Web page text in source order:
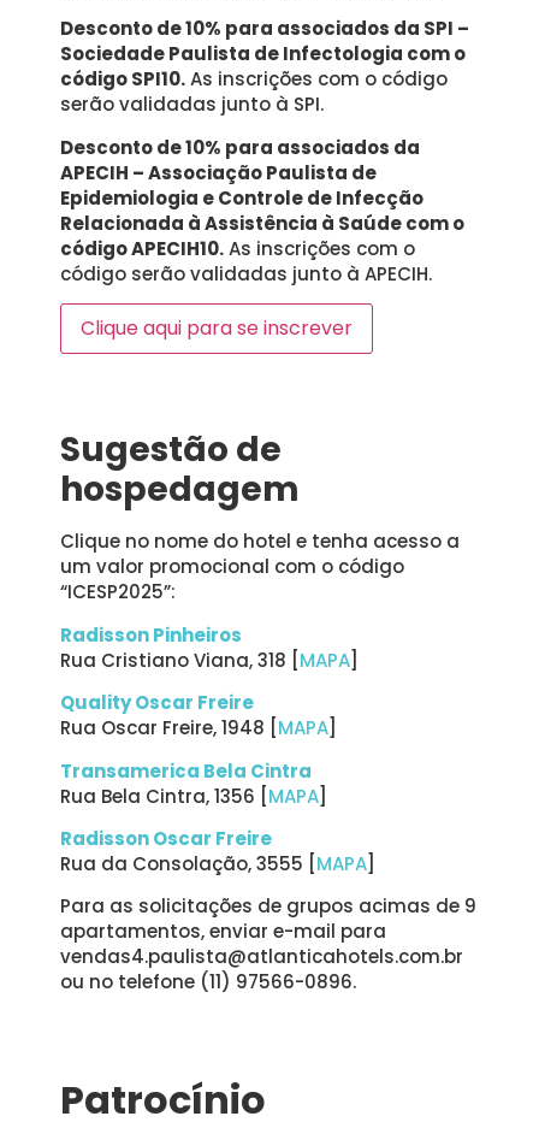
Desconto de 10% para associados da SPI –
Sociedade Paulista de Infectologia com o
código SPI10.As inscrições com o código
serão validadas junto à SPI.
Desconto de 10% para associados da
APECIH – Associação Paulista de
Epidemiologia e Controle de Infecção
Relacionada à Assistência à Saúde com o
código APECIH10.As inscrições com o
código serão validadas junto à APECIH.
Clique aqui para se inscrever
Sugestão de
hospedagem
Clique no nome do hotel e tenha acesso a
um valor promocional com o código
“ICESP2025”:
Radisson Pinheiros
Rua Cristiano Viana, 318 [MAPA]
Quality Oscar Freire
Rua Oscar Freire, 1948 [ MAPA
Transamerica Bela Cintra
Rua Bela Cintra, 1356 [MAPA]
Radisson Oscar Freire
Rua da Consolação, 3555 [ MAPA
Para as solicitações de grupos acimas de 9
apartamentos, enviar e-mail para
vendas4.paulista@atlanticahotels.com.br
ou no telefone (11) 97566-0896.
Patrocínio